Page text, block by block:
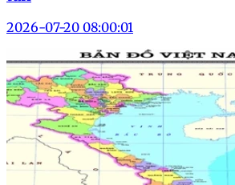
2026-07-20 08:00:01